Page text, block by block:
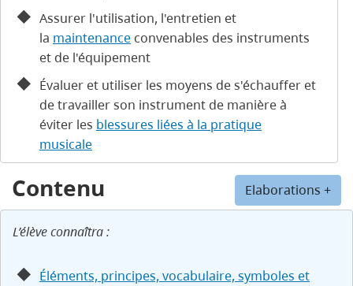
Elaborations +
Contenu
L’élève connaîtra :
Éléments, principes, vocabulaire, symboles et
Assurer l'utilisation, l'entretien et
la maintenance convenables des instruments
et de l'équipement
Évaluer et utiliser les moyens de s'échauffer et
de travailler son instrument de manière à
éviter les blessures liées à la pratique
musicale